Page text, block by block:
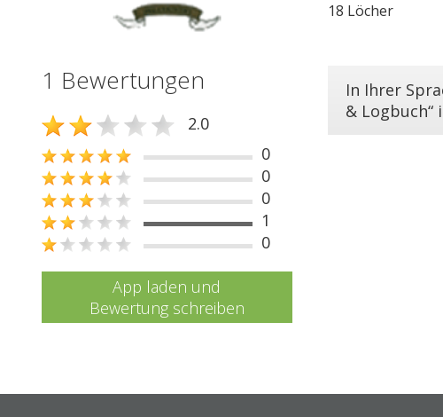
18 Löcher
1 Bewertungen
2.0
0
0
0
1
0
App laden und
Bewertung schreiben
In Ihrer
& Logbuch“